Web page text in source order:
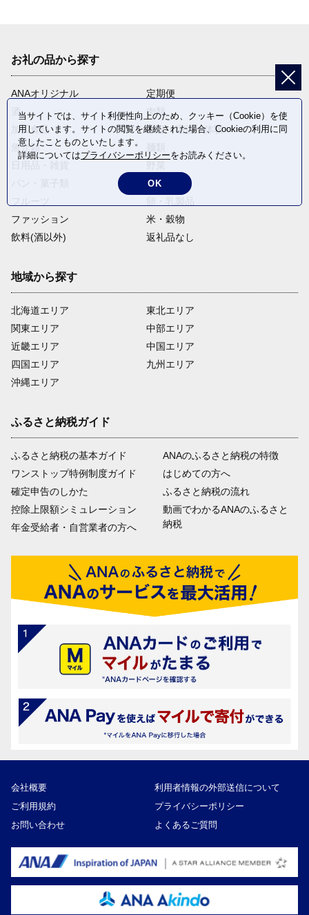
お礼の品から探す
ANAオリジナル
定期便
酒
肉類
加工食品
旅行・宿泊・体験
魚介類
電化製品
ファッション
米・穀物
飲料(酒以外)
返礼品なし
地域から探す
北海道エリア
関東エリア
近畿エリア
四国エリア
沖縄エリア
東北エリア
中部エリア
中国エリア
九州エリア
ふるさと納税ガイド
ふるさと納税の基本ガイド
ワンストップ特例制度ガイド
確定申告のしかた
控除上限額シミュレーション
年金受給者・自営業者の方へ
ANAのふるさと納税の特徴
はじめての方へ
ふるさと納税の流れ
動画でわかるANAのふるさと
納税
会社概要
利用者情報の外部送信について
ご利用規約
プライバシーポリシー
お問い合わせ
よくあるご質問
当サイトでは、サイト利便性向上のため、クッキー（Cookie）を使
用しています。サイトの閲覧を継続された場合、Cookieの利用に同
意したことものといたします。
詳細についてはプライバシーポリシーをお読みください。
OK